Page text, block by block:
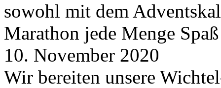
sowohl mit dem
Marathon jede Menge
10. November 2020
Wir bereiten unsere